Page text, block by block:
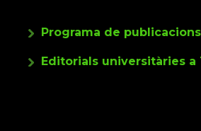
Programa de publicacions
Editorials universitàries